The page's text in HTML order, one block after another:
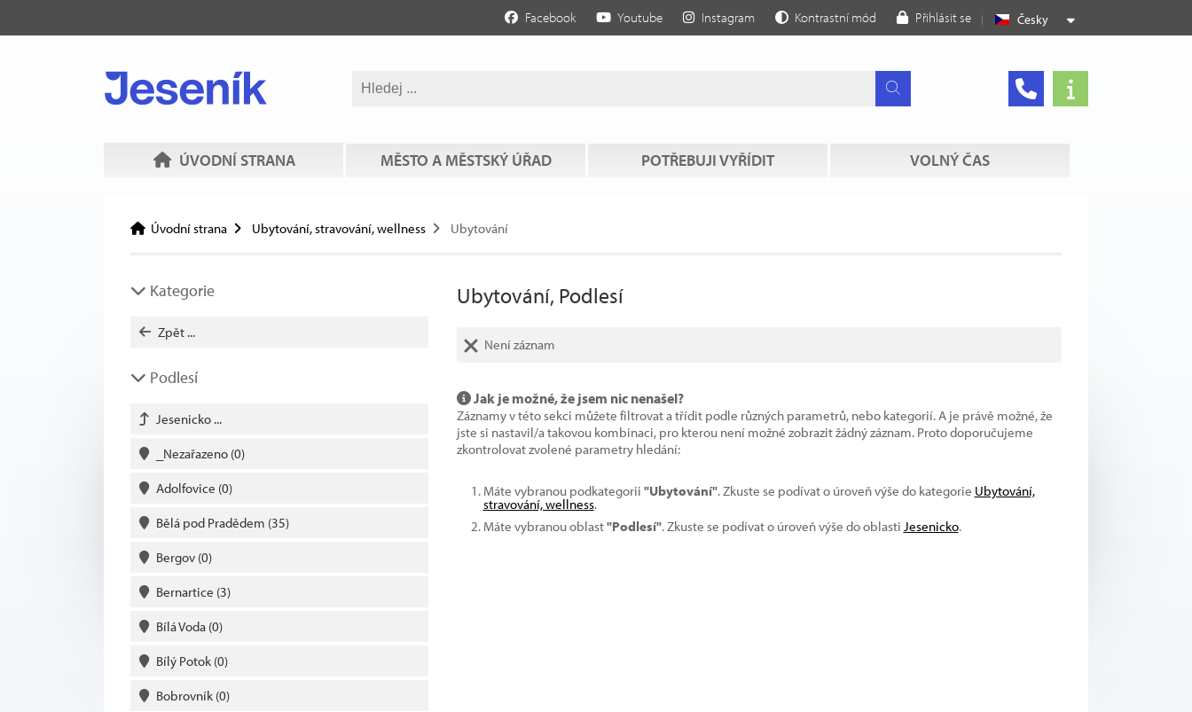
Česky
Facebook Youtube Instagram Kontrastní mód Přihlásit se
ÚVODNÍ STRANA MĚSTO A MĚSTSKÝ ÚŘAD POTŘEBUJI VYŘÍDIT VOLNÝ ČAS
Úvodní strana Ubytování, stravování, wellness Ubytování
Kategorie
Zpět ...
Podlesí
Jesenicko ...
_Nezařazeno (0)
Adolfovice (0)
Bělá pod Pradědem (35)
Bergov (0)
Bernartice (3)
Bílá Voda (0)
Bílý Potok (0)
Bobrovník (0)
Ubytování, Podlesí
Není záznam
Jak je možné, že jsem nic nenašel?
Záznamy v této sekci můžete filtrovat a třídit podle různých parametrů, nebo kategorií. A je právě možné, že
jste si nastavil/a takovou kombinaci, pro kterou není možné zobrazit žádný záznam. Proto doporučujeme
zkontrolovat zvolené parametry hledání:
Máte vybranou podkategorii "Ubytování". Zkuste se podívat o úroveň výše do kategorie Ubytování,
stravování, wellness.
Máte vybranou oblast"Podlesí". Zkuste se podívat o úroveň výše do oblasti Jesenicko.